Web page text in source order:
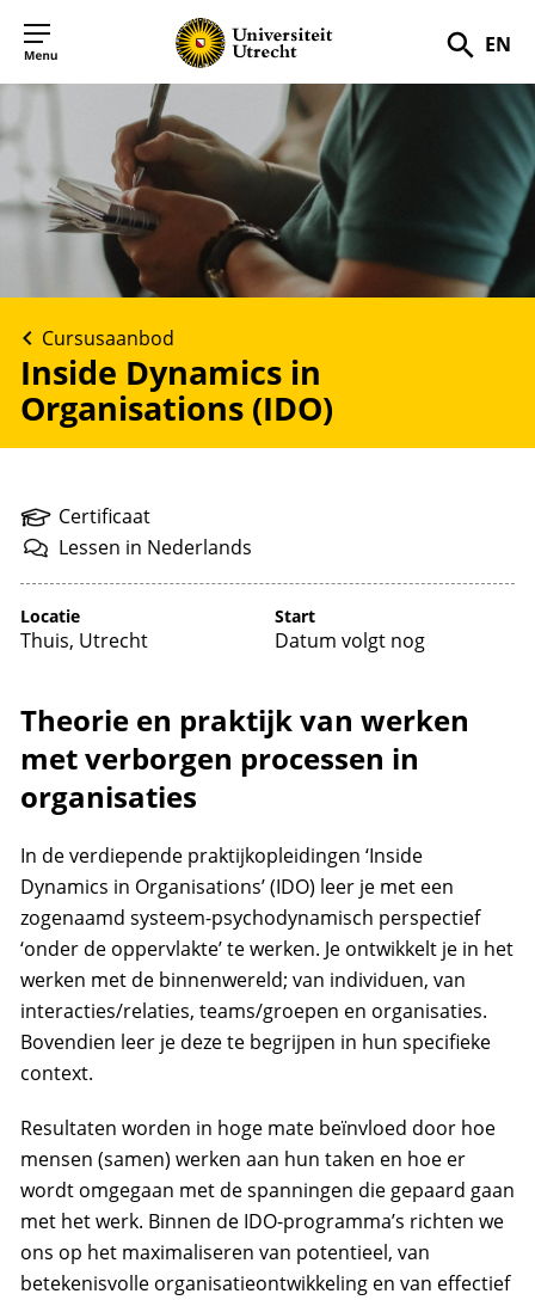
EN
Inside Dynamics in
Organisations (IDO)
Cursusaanbod
Certificaat
Lessen in Nederlands
Locatie
Thuis, Utrecht
Start
Datum volgt nog
Theorie en praktijk van werken
met verborgen processen in
organisaties
In de verdiepende praktijkopleidingen ‘Inside
Dynamics in Organisations’ (IDO) leer je met een
zogenaamd systeem-psychodynamisch perspectief
‘onder de oppervlakte’ te werken. Je ontwikkelt je in het
werken met de binnenwereld; van individuen, van
interacties/relaties, teams/groepen en organisaties.
Bovendien leer je deze te begrijpen in hun specifieke
context.
Resultaten worden in hoge mate beïnvloed door hoe
mensen (samen) werken aan hun taken en hoe er
wordt omgegaan met de spanningen die gepaard gaan
met het werk. Binnen de IDO-programma’s richten we
ons op het maximaliseren van potentieel, van
betekenisvolle organisatieontwikkeling en van effectief